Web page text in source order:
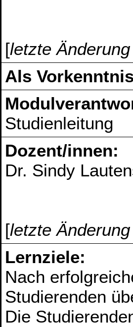
[letzte
Als
Studienleitung
Dozent/innen:
Dr. Sindy
[letzte
Lernziele:
Nach
Studierenden
Die